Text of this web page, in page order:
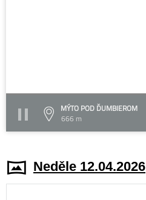
MÝTO POD ĎUMBIEROM
666 m
Neděle 12.04.2026